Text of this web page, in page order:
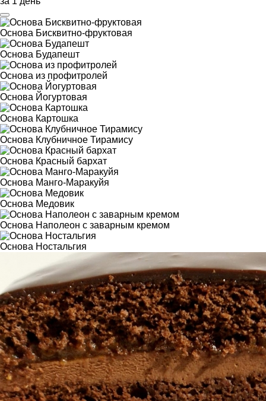
Основа Бисквитно-фруктовая
Основа Будапешт
Основа из профитролей
Основа Йогуртовая
Основа Картошка
Основа Клубничное Тирамису
Основа Красный бархат
Основа Манго-Маракуйя
Основа Медовик
Основа Наполеон с заварным кремом
Основа Ностальгия